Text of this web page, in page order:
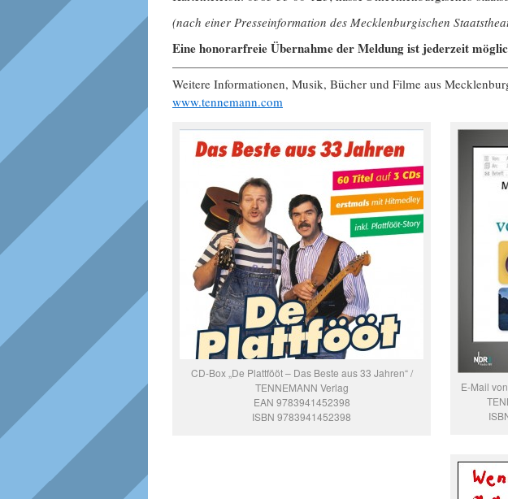
(nach einer Presseinformation des Mecklenburgischen
Eine honorarfreie Übernahme der Meldung ist jederzeit
Weitere Informationen, Musik, Bücher und Filme aus
www.tennemann.com
CD-Box „De Plattfööt – Das Beste aus 33 Jahren“ /
TENNEMANN Verlag
EAN 9783941452398
ISBN 9783941452398
E-Mail